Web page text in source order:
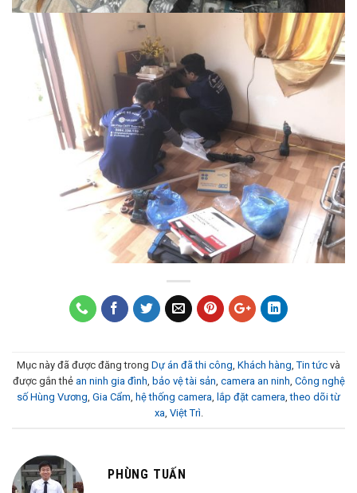
Mục này đã được đăng trong Dự án đã thi công, Khách hàng,Tin tức và
được gắn thẻ an ninh gia đình, bảo vệ tài sản, camera an ninh, Công nghệ
số Hùng Vương, Gia Cẩm, hệ thống camera, lắp đặt camera,theo dõi từ
xa, Việt Trì.
PHÙNG TUẤN